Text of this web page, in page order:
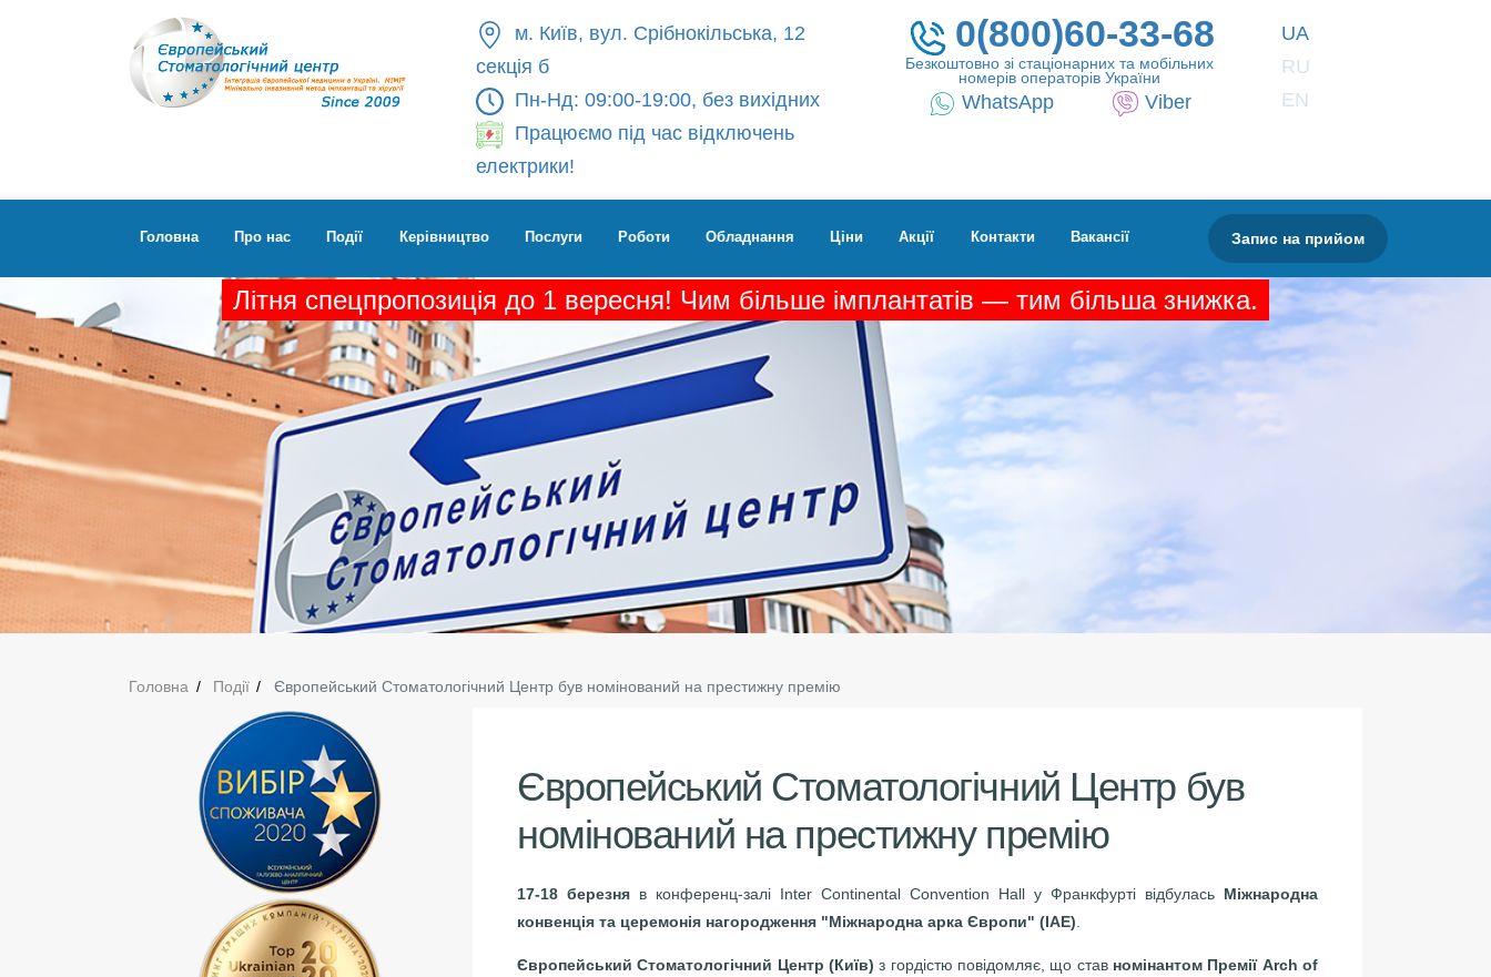
м. Київ, вул. Срібнокільська, 12
секція б
Пн-Нд: 09:00-19:00, без вихідних
Працюємо під час відключень
електрики!
0(800)60-33-68
Безкоштовно зі стаціонарних та мобільних
номерів операторів України
WhatsApp Viber
UA
RU
EN
Головна Про нас Події Керівництво Послуги Роботи Обладнання Ціни Акції Контакти Вакансії Запис на прийом
Літня спецпропозиція до 1 вересня! Чим більше імплантатів — тим більша знижка.
Головна Події Європейський Стоматологічний Центр був номінований на престижну премію
Європейський Стоматологічний Центр був
номінований на престижну премію
17-18 березня в конференц-залі Inter Continental Convention Hall у Франкфурті відбулась Міжнародна
конвенція та церемонія нагородження "Міжнародна арка Європи" (IAE)
Європейський Стоматологічний Центр (Київ) з гордістю повідомляє, що став номінантом Премії Arch of